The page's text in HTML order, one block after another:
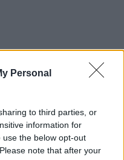
Personal
to third parties, or
information for
the below opt-out
note that after your
όσα